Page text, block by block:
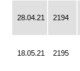
28.04.21 2194
18.05.21 2195